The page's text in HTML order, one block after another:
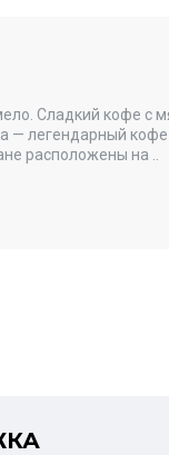
Сладкий кофе с
— легендарный
расположены на ..